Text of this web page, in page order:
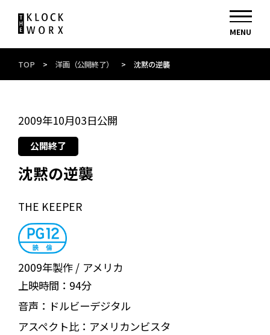
TOP > 洋画（公開終了） > 沈黙の逆襲
2009年10月03日公開
公開終了
沈黙の逆襲
THE KEEPER
2009年製作
アメリカ
上映時間： 94分
音声： ドルビーデジタル
アスペクト比： アメリカンビスタ